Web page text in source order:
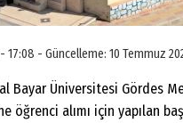
17:08 - Güncelleme: 10 Temmuz
Üniversitesi Gördes
öğrenci alımı için yapılan